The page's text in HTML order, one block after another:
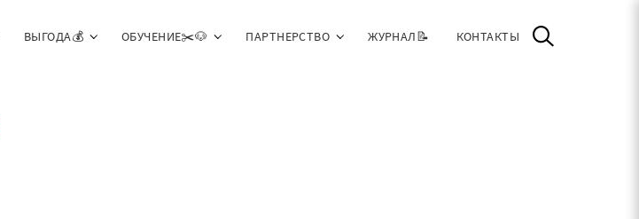
ВЫГОДА💰 ОБУЧЕНИЕ✂️🐶 ПАРТНЕРСТВО ЖУРНАЛ📝 КОНТАКТЫ